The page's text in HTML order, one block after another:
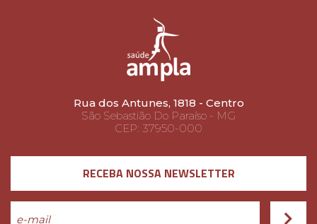
Rua dos Antunes, 1818 - Centro
São Sebastião Do Paraíso - MG
CEP: 37950-000
RECEBA NOSSA NEWSLETTER